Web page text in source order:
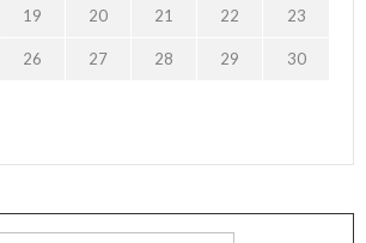
19 20 21 22 23
26 27 28 29 30